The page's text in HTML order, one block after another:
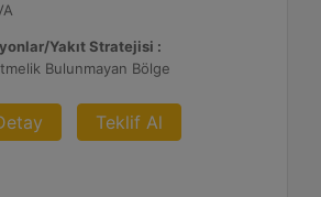
Yakıt Stratejisi :
Bulunmayan Bölge
Teklif Al